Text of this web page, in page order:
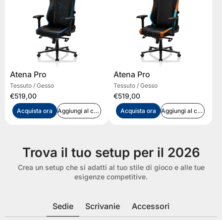
Atena Pro
Tessuto / Gesso
€519,00
Acquista ora Aggiungi al carrello
Atena Pro
Tessuto / Gesso
€519,00
Acquista ora Aggiungi al carrello
Trova il tuo setup per il 2026
Crea un setup che si adatti al tuo stile di gioco e alle tue
esigenze competitive.
Sedie Scrivanie Accessori